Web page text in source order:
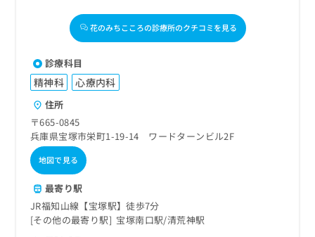
花のみちこころの診療所のクチコミを見る
診療科目
精神科 心療内科
住所
〒665-0845
兵庫県宝塚市栄町1-19-14 ワードターンビル2F
地図で見る
最寄り駅
JR福知山線【宝塚駅】徒歩7分
その他の最寄り駅
宝塚南口駅 清荒神駅